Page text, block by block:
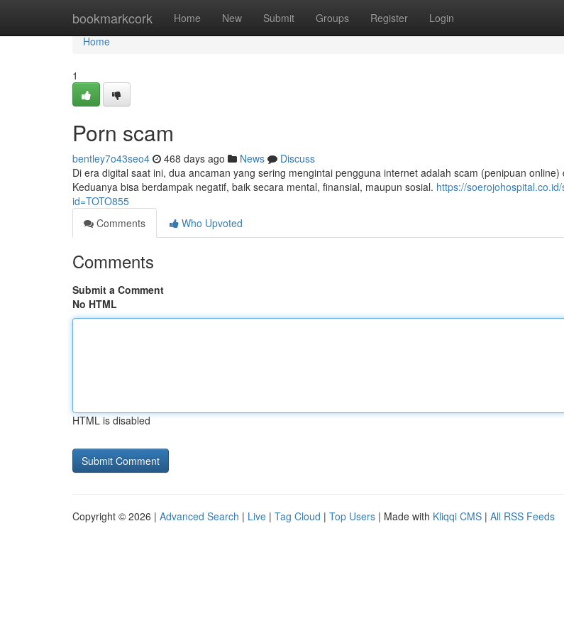
bookmarkcork Home New Submit Groups Register Login
Home
Home
1
Porn scam
bentley7o43seo4 468 days ago News
Discuss
Di era digital saat ini, dua ancaman yang sering mengintai pengguna internet adalah scam (penipuan
Keduanya bisa berdampak negatif, baik secara mental, finansial, maupun sosial. https://
id=TOTO855
Comments
Who Upvoted
Comments
Submit a Comment
No HTML
HTML is disabled
Copyright © 2026 | Advanced Search | Live | Tag Cloud | Top Users | Made with Kliqqi CMS | All RSS Feeds